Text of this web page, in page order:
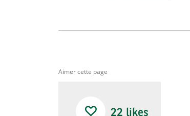
Aimer cette page
22 likes